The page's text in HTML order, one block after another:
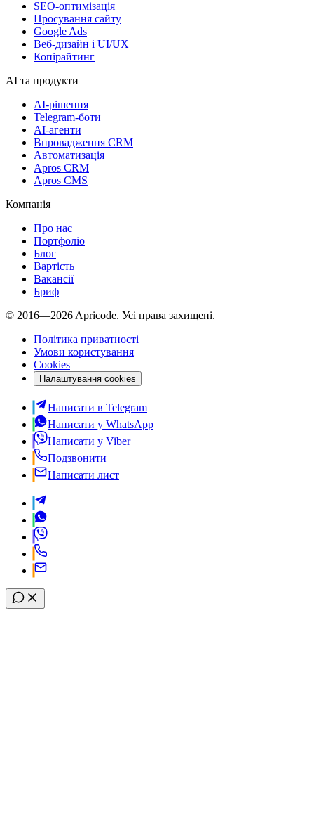
SEO-оптимізація
Просування сайту
Google Ads
Веб-дизайн і UI/UX
Копірайтинг
AI та продукти
AI-рішення
Telegram-боти
AI-агенти
Впровадження CRM
Автоматизація
Apros CRM
Apros CMS
Компанія
Про нас
Портфоліо
Блог
Вартість
Вакансії
Бриф
© 2016—2026 Apricode. Усі права захищені.
Політика приватності
Умови користування
Cookies
Налаштування cookies
Написати в Telegram
Написати у WhatsApp
Написати у Viber
Подзвонити
Написати лист